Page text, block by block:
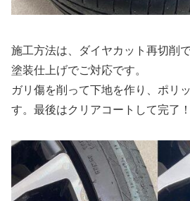
施工方法は、ダイヤカット再切削
塗装仕上げでご対応です。
ガリ傷を削って下地を作り、ポリ
す。最後はクリアコートして完了！